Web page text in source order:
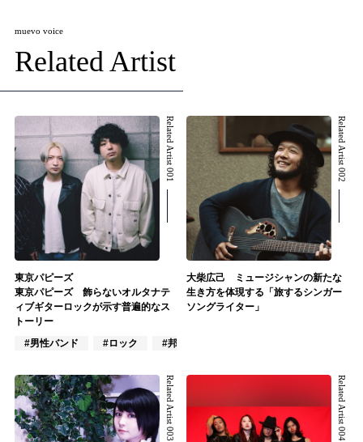
muevo voice
Related Artist
Related Artist 001
東京パピーズ
東京パピーズ 飾らないオルタナテ
ィブギターロックが示す普遍的なス
トーリー
#男性バンド
#ロック #邦ロック
Related Artist 002
大柴広己 ミュージシャンの新たな
生き方を体現する「旅するシンガー
ソングライター」
Related Artist 003 Related Artist 004